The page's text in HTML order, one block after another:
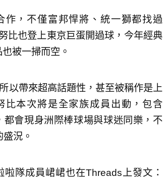
作，不僅富邦悍將、統一獅都找過
比也登上東京巨蛋開過球，今年經典
被一掃而空。
以帶來超高話題性，甚至被稱作是上
比本次將是全家族成員出動，包含
會現身洲際棒球場與球迷同樂，不
況。
隊成員峮峮也在Threads上發文：